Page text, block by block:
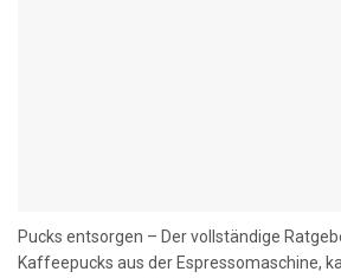
Pucks entsorgen – Der vollständige
Kaffeepucks aus der Espressomaschine,